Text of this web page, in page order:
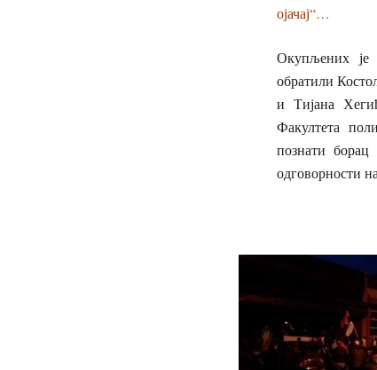
ојачај“…
Окупљених
обратили
и Тијана
Факултета
познати
одговорности